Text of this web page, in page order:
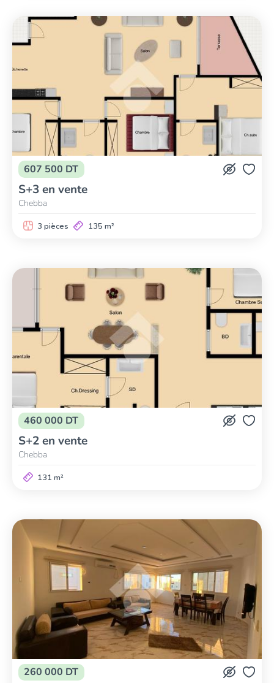
607 500 DT
S+3 en vente
Chebba
3 pièces 135 m²
460 000 DT
S+2 en vente
Chebba
131 m²
260 000 DT